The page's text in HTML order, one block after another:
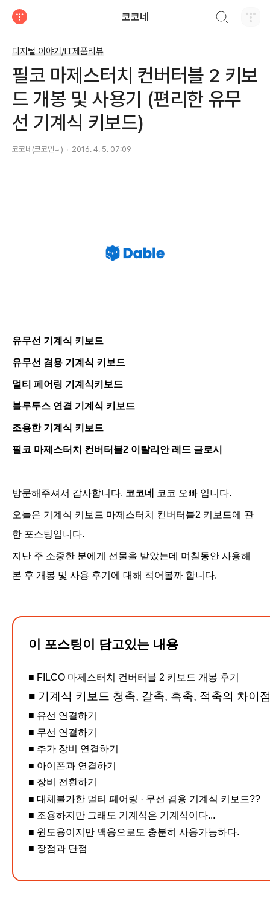
코코네
디지털 이야기/IT제품리뷰
필코 마제스터치 컨버터블 2 키보
드 개봉 및 사용기 (편리한 유무
선 기계식 키보드)
코코네(코코언니) 2016. 4. 5. 07:09
유무선 기계식 키보드
유무선 겸용 기계식 키보드
멀티 페어링 기계식키보드
블루투스 연결 기계식 키보드
조용한 기계식 키보드
필코 마제스터치 컨버터블2 이탈리안 레드 글로시
방문해주셔서 감사합니다. 코코네 코코 오빠 입니다.
오늘은 기계식 키보드 마제스터치 컨버터블2 키보드에 관
한 포스팅입니다.
지난 주 소중한 분에게 선물을 받았는데 며칠동안 사용해
본 후 개봉 및 사용 후기에 대해 적어볼까 합니다.
이 포스팅이 담고있는 내용
■ FILCO 마제스터치 컨버터블 2 키보드 개봉 후기
■ 기계식 키보드 청축, 갈축, 흑축, 적축의 차이
■ 유선 연결하기
■ 무선 연결하기
■ 추가 장비 연결하기
■ 아이폰과 연결하기
■ 장비 전환하기
■ 대체불가한 멀티 페어링 · 무선 겸용 기계식 키보드??
■ 조용하지만 그래도 기계식은 기계식이다...
■ 윈도용이지만 맥용으로도 충분히 사용가능하다.
■ 장점과 단점